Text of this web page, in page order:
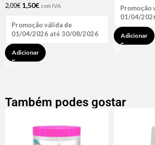
2,00€ 1,50€ com IVA
Promoção válida de
01/04/2026 até 30/08/2026
Adicionar
Promoção
01/04/
Adicionar
Também podes gostar